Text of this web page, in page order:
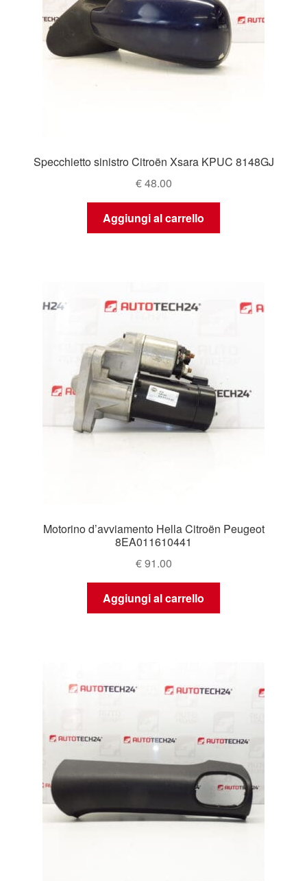
Specchietto sinistro Citroën Xsara KPUC 8148GJ
€48.00
Aggiungi al carrello
Motorino d’avviamento Hella Citroën Peugeot
8EA011610441
€91.00
Aggiungi al carrello